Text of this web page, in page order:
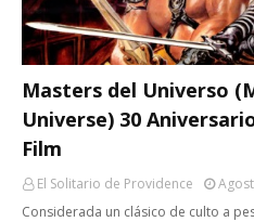
Masters del Universo
Universe) 30
Film
El Solitario de Providence
Considerada un clásico de culto a